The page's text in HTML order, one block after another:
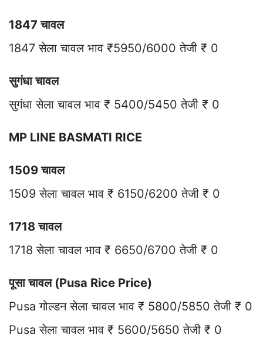
1847 चावल
1847 सेला चावल भाव ₹5950/6000 तेजी ₹ 0
सुगंधा चावल
सुगंधा सेला चावल भाव ₹ 5400/5450 तेजी ₹ 0
MP LINE BASMATI RICE
1509 चावल
1509 सेला चावल भाव ₹ 6150/6200 तेजी ₹ 0
1718 चावल
1718 सेला चावल भाव ₹ 6650/6700 तेजी ₹ 0
पूसा चावल (Pusa Rice Price)
Pusa गोल्डन सेला चावल भाव ₹ 5800/5850 तेजी ₹ 0
Pusa सेला चावल भाव ₹ 5600/5650 तेजी ₹ 0